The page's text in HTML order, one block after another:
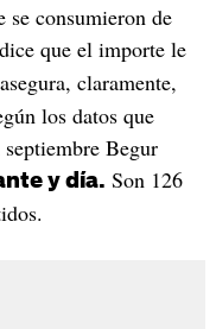
se consumieron de
que el importe le
claramente,
los datos que
Begur
y día. Son 126